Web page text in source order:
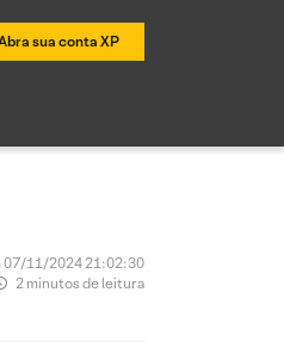
sua conta XP
07/11/2024 21:02:30
2 minutos de leitura